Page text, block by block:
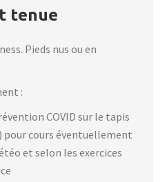
tenue
Pieds nus ou en
:
COVID sur le tapis
pour cours éventuellement
et selon les exercices